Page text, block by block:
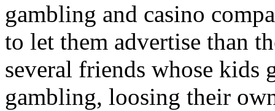
gambling and casino
to let them advertise than
several friends whose kids
gambling, loosing their